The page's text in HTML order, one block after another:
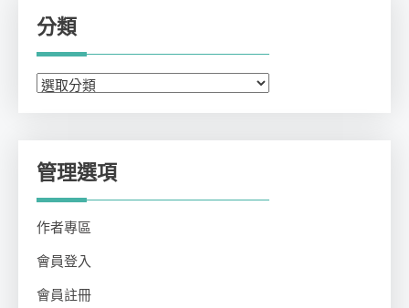
分類
分
管理選項
作者專區
會員登入
會員註冊